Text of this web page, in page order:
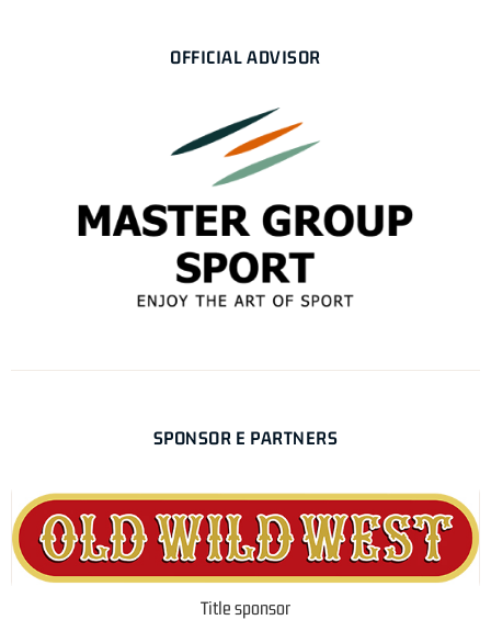
OFFICIAL ADVISOR
SPONSOR E PARTNERS
Title sponsor